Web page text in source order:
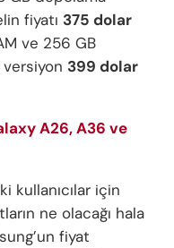
fiyatı 375 dolar
ve 256 GB
399 dolar
A26, A36 ve
kullanıcılar için
ne olacağı hala
fiyat